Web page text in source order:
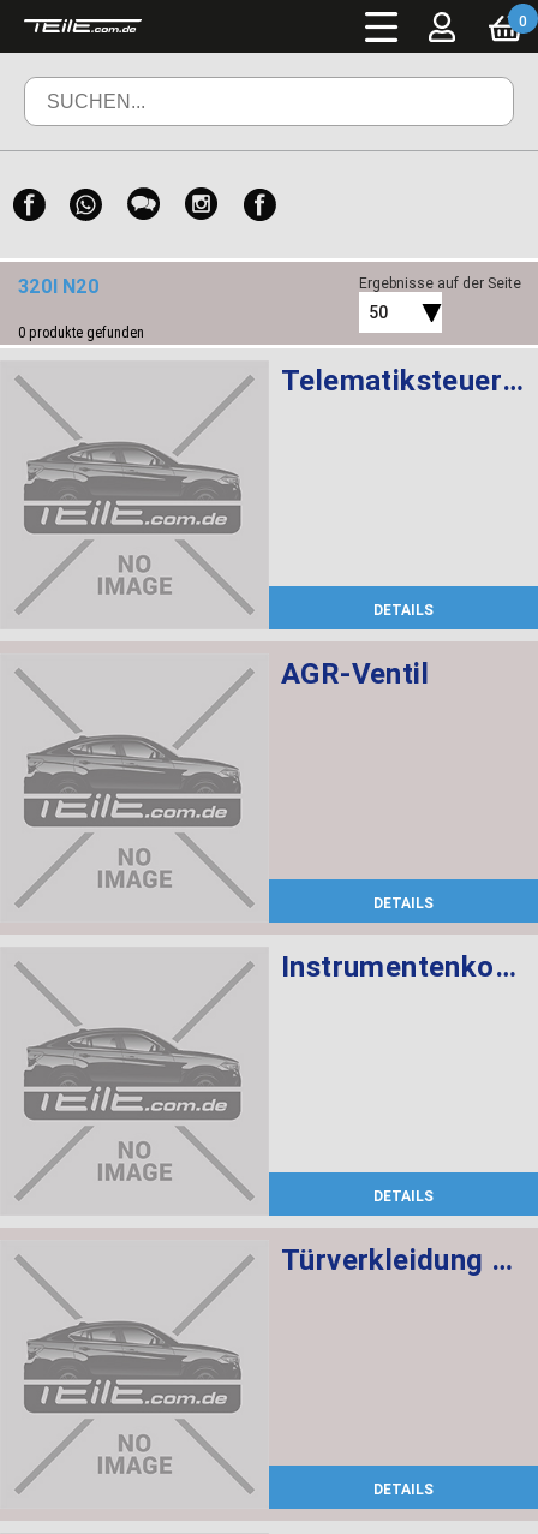
0
320I N20
0 produkte gefunden
Ergebnisse auf der Seite
50
Telematiksteuergerät ATM ROW 4G
DETAILS
AGR-Ventil
DETAILS
Instrumentenkombination
DETAILS
Türverkleidung Leder hinten links SCHWARZ/ROT
DETAILS